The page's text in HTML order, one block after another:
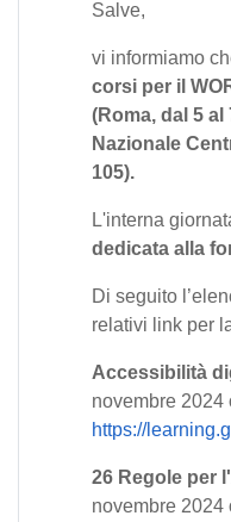
Salve,
vi informiamo
corsi per il
(Roma, dal 5
Nazionale
105).
L'interna
dedicata alla
Di seguito
relativi link per
Accessibilità
novembre 2024
https://
26 Regole per
novembre 2024